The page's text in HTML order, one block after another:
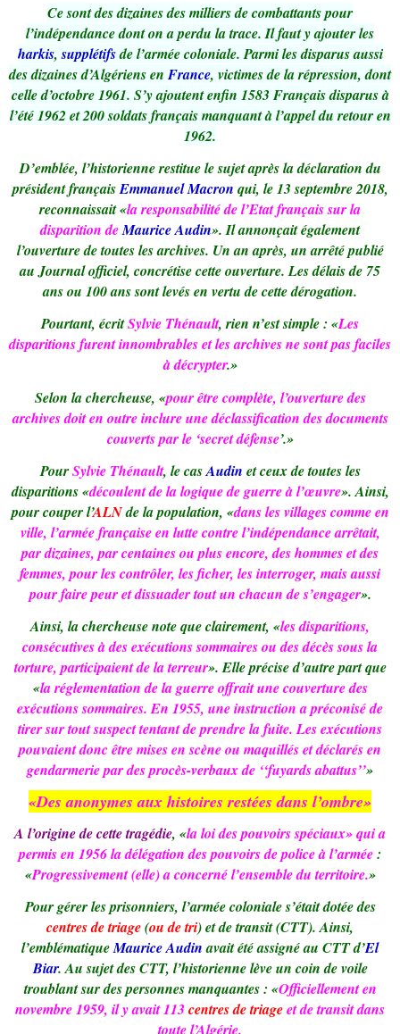
Ce sont des dizaines des milliers de combattants pour
l’indépendance dont on a perdu la trace. Il faut y ajouter les
harkis, supplétifsde l’armée coloniale. Parmi les disparus aussi
des dizaines d’Algériens enFrance, victimes de la répression, dont
celle d’octobre 1961. S’y ajoutent enfin 1583 Français disparus à
l’été 1962 et 200 soldats français manquant à l’appel du retour en
1962.
D’emblée, l’historienne restitue le sujet après la déclaration du
président françaisEmmanuel Macron qui, le 13 septembre 2018,
reconnaissait «la responsabilité de l’Etat français sur la
disparition deMaurice Audin». Il annonçait également
l’ouverture de toutes les archives. Un an après, un arrêté publié
au Journal officiel, concrétise cette ouverture. Les délais de 75
ans ou 100 ans sont levés en vertu de cette dérogation.
Pourtant, écritSylvie Thénault, rien n’est simple : «Les
disparitions furent innombrables et les archives ne sont pas faciles
à décrypter.»
Selon la chercheuse, «pour être complète, l’ouverture des
archives doit en outre inclure une déclassification des documents
couverts par le ‘secret défense’.»
PourSylvie Thénault, le casAudin et ceux de toutes les
disparitions «découlent de la logique de guerre à l’œuvre». Ainsi,
pour couper l’ALNde la population, «dans les villages comme en
ville, l’armée française en lutte contre l’indépendance arrêtait,
par dizaines, par centaines ou plus encore, des hommes et des
femmes, pour les contrôler, les ficher, les interroger, mais aussi
pour faire peur et dissuader tout un chacun de s’engager».
Ainsi, la chercheuse note que clairement, «les disparitions,
consécutives à des exécutions sommaires ou des décès sous la
torture, participaient de la terreur». Elle précise d’autre part que
«la réglementation de la guerre offrait une couverture des
exécutions sommaires. En 1955, une instruction a préconisé de
tirer sur tout suspect tentant de prendre la fuite. Les exécutions
pouvaient donc être mises en scène ou maquillés et déclarés en
gendarmerie par des procès-verbaux de ‘‘fuyards abattus’’»
«Des anonymes aux histoires restées dans l’ombre»
A l’origine de cette tragédie, «la loi des pouvoirs spéciaux» qui a
permis en 1956 la délégation des pouvoirs de police à l’armée:
«Progressivement (elle) a concerné l’ensemble du territoire.»
Pour gérer les prisonniers, l’armée coloniale s’était dotée des
centres de triage(ou de tri) et de transit (CTT). Ainsi,
l’emblématiqueMaurice Audinavait été assigné au CTT d’El
Biar. Au sujet des CTT, l’historienne lève un coin de voile
troublant sur des personnes manquantes : «Officiellement en
novembre 1959, il y avait 113 centres de triageet de transit dans
toute l’Algérie.